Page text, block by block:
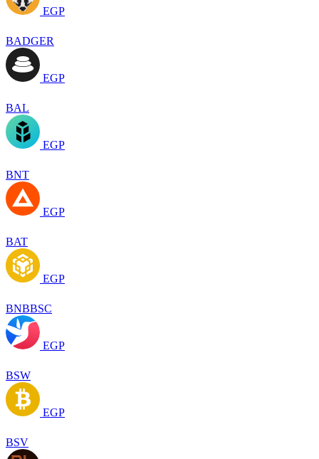
EGP
BADGER
EGP
BAL
EGP
BNT
EGP
BAT
EGP
BNBBSC
EGP
BSW
EGP
BSV